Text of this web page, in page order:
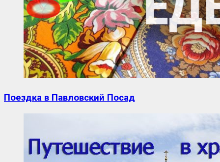
Поездка в Павловский Посад